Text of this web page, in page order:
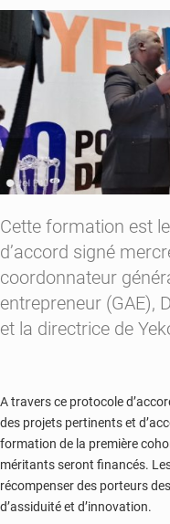
Cette formation est
d’accord signé
coordonnateur
entrepreneur (GAE),
et la directrice de
A travers ce protocole
des projets pertinents et
formation de la première
méritants seront financés.
récompenser des porteurs
d’assiduité et d’innovation.